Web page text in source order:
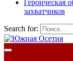
Героическая
захватчиков
Search for: